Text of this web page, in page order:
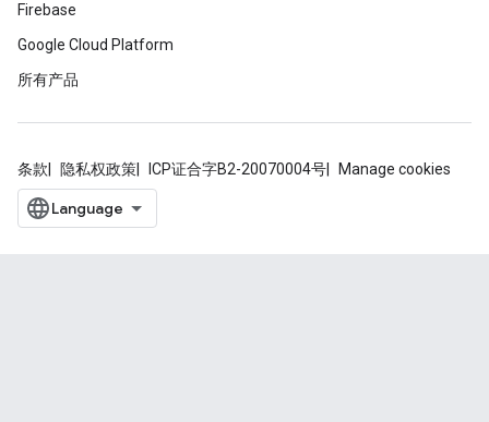
Firebase
Google Cloud Platform
所有产品
条款 隐私权政策 ICP证合字B2-20070004号 Manage cookies